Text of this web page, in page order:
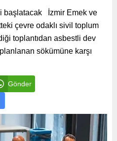
başlatacak İzmir Emek ve
çevre odaklı sivil toplum
toplantıdan asbestli dev
sökümüne karşı
Gönder